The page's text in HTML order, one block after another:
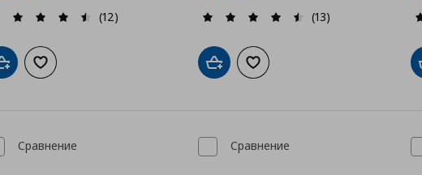
(12)
Добави в кошницата
Добави към списъка с любими
(13)
Добави в кошницата
Добави към списъка с любими
Сравнение Сравнение